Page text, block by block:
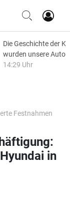
Die Geschichte der
wurden unsere
14:29 Uhr
Festnahmen
in